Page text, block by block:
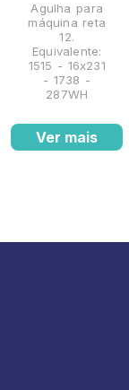
Agulha para
máquina reta
12.
Equivalente:
1515 - 16x231
- 1738 -
287WH
Ver mais